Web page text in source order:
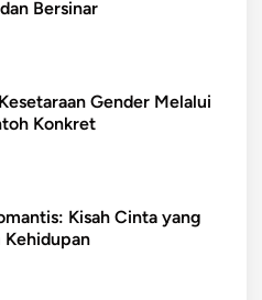
Bersinar
Gender Melalui
Konkret
Kisah Cinta yang
Kehidupan